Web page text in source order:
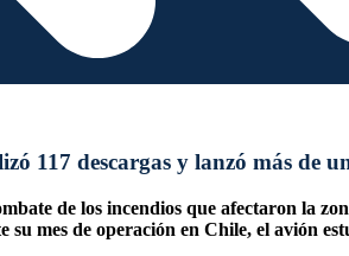
117 descargas y lanzó más de
de los incendios que afectaron la
su mes de operación en Chile, el avión